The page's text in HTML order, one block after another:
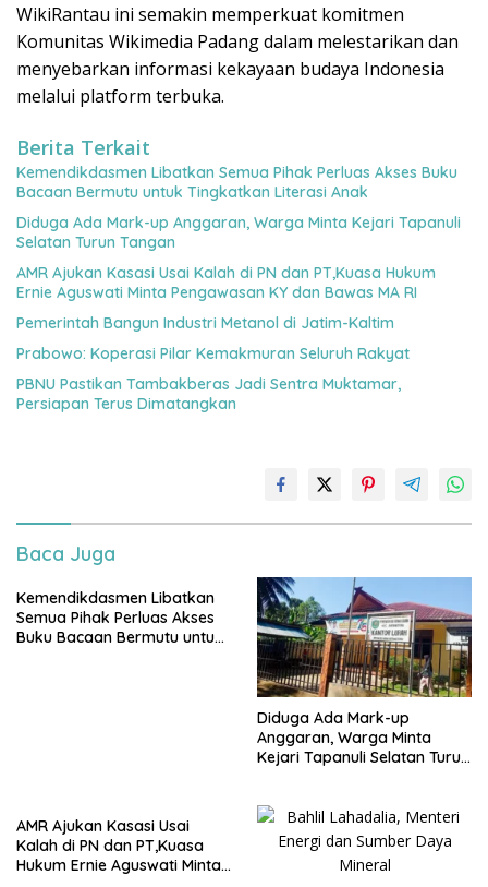
WikiRantau ini semakin memperkuat komitmen
Komunitas Wikimedia Padang dalam melestarikan dan
menyebarkan informasi kekayaan budaya Indonesia
melalui platform terbuka.
Berita Terkait
Kemendikdasmen Libatkan Semua Pihak Perluas Akses Buku
Bacaan Bermutu untuk Tingkatkan Literasi Anak
Diduga Ada Mark-up Anggaran, Warga Minta Kejari Tapanuli
Selatan Turun Tangan
AMR Ajukan Kasasi Usai Kalah di PN dan PT,Kuasa Hukum
Ernie Aguswati Minta Pengawasan KY dan Bawas MA RI
Pemerintah Bangun Industri Metanol di Jatim-Kaltim
Prabowo: Koperasi Pilar Kemakmuran Seluruh Rakyat
PBNU Pastikan Tambakberas Jadi Sentra Muktamar,
Persiapan Terus Dimatangkan
Baca Juga
Kemendikdasmen Libatkan
Semua Pihak Perluas Akses
Buku Bacaan Bermutu untuk
Diduga Ada Mark-up
Anggaran, Warga Minta
Kejari Tapanuli Selatan Turun
AMR Ajukan Kasasi Usai
Kalah di PN dan PT,Kuasa
Hukum Ernie Aguswati Minta